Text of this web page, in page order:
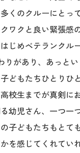
くのクルーにとっ
ワクと良い緊張感
じめベテランクル
りがあり、あっと
どもたちひとりひ
校生までが真剣に
幼児さん、一つ一
子どもたちもとて
を感じてくれて